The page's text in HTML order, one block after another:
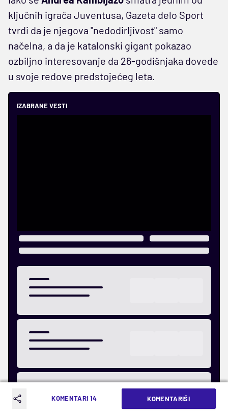
ključnih igrača Juventusa, Gazeta delo Sport
tvrdi da je njegova "nedodirljivost" samo
načelna, a da je katalonski gigant pokazao
ozbiljno interesovanje da 26-godišnjaka dovede
u svoje redove predstojećeg leta.
IZABRANE VESTI
KOMENTARI 14 KOMENTARIŠI